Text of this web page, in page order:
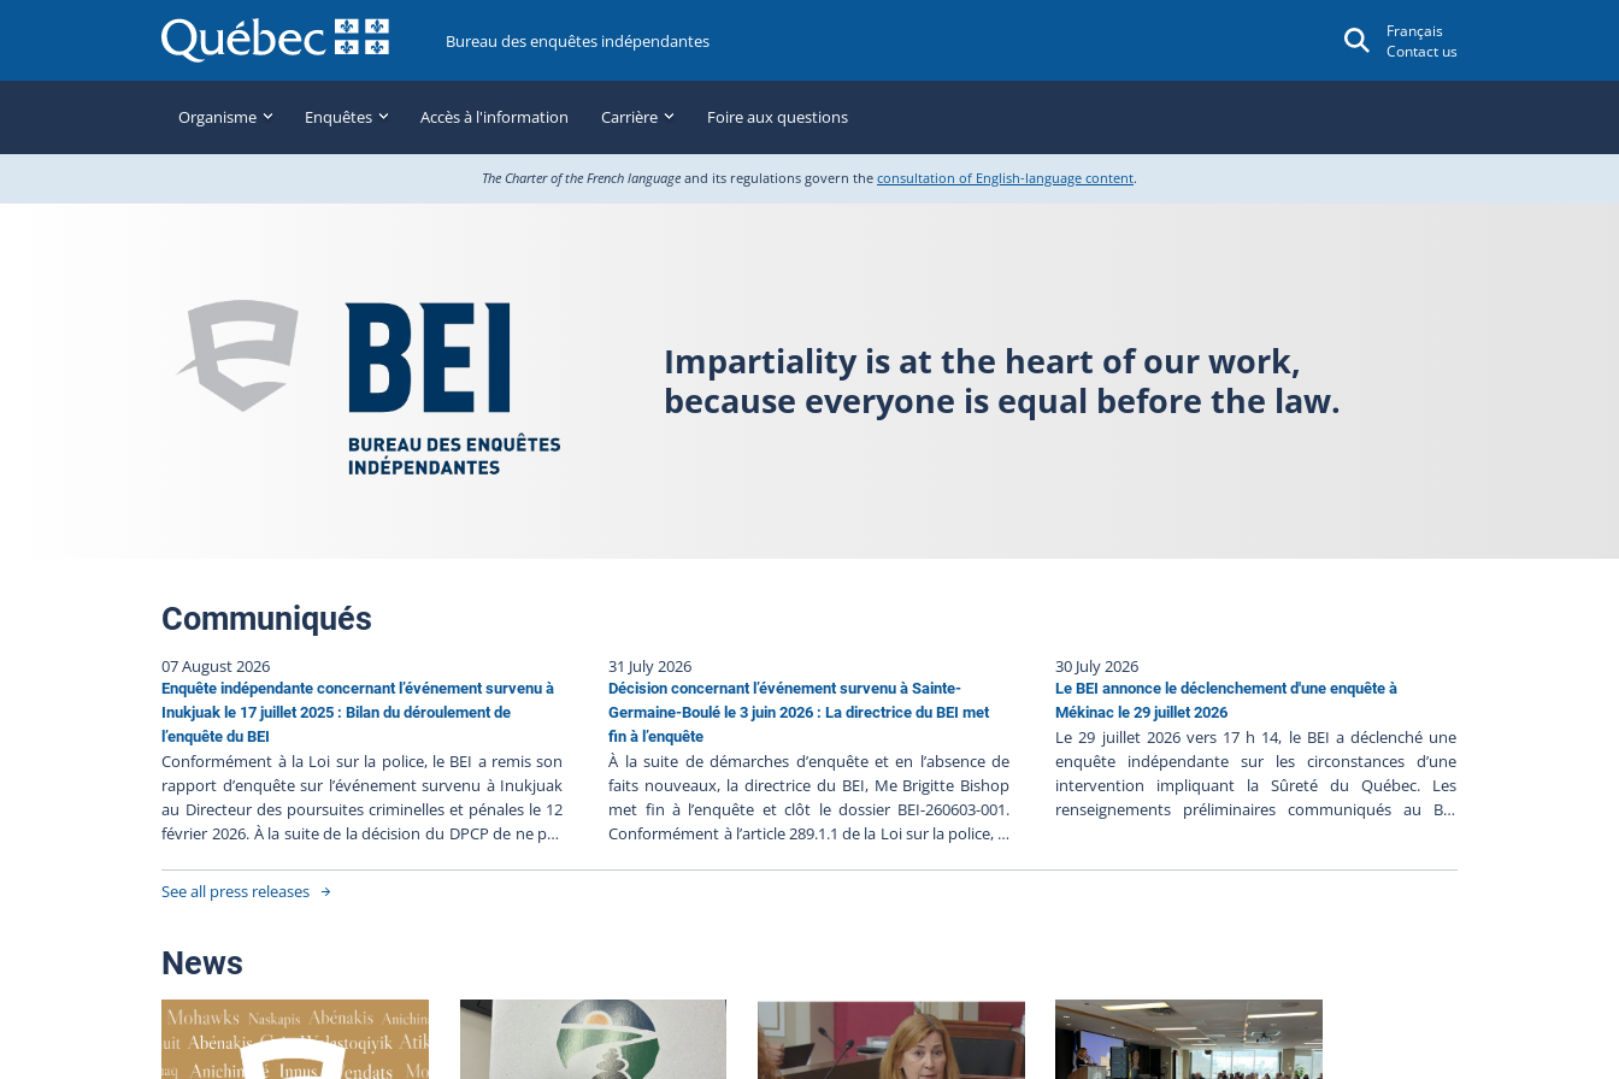
Bureau des enquêtes indépendantes
Français
Contact us
Organisme Enquêtes Accès à l'information Carrière Foire aux questions
The Charter of the French language and its regulations govern the consultation of English-language content.
Impartiality is at the heart of our work,
because everyone is equal before the law.
Communiqués
07 August 2026
Enquête indépendante concernant l’événement survenu à
Inukjuak le 17 juillet 2025 : Bilan du déroulement de
l’enquête du BEI
Conformément à la Loi sur la police, le BEI a remis son
rapport d’enquête sur l’événement survenu à Inukjuak
au Directeur des poursuites criminelles et pénales le 12
février 2026. À la suite de la décision du DPCP de ne pas
l’absence de faits nouveaux, le BEI clôt le dossier BEI-
250717-001. Résumé de l’événement Le 17 juillet 2025,
impliquant du Nunavik Police Service (NPS). La trame
factuelle de cet événement est relatée dans le
communiqué du Directeur des poursuites criminelles et
pénales. L’enquête indépendante Heure de l’événement
: 20 h 18, le 17 juillet 2025Heure du signalement au BEI :
21 h 39, le 17 juillet 2025Déclenchement de l’enquête : 22
31 July 2026
Décision concernant l’événement survenu à Sainte-
Germaine-Boulé le 3 juin 2026 : La directrice du BEI met
fin à l’enquête
À la suite de démarches d’enquête et en l’absence de
faits nouveaux, la directrice du BEI, Me Brigitte Bishop
met fin à l’enquête et clôt le dossier BEI-260603-001.
Conformément à l’article 289.1.1 de la Loi sur la police, la
2026Déclenchement de l’enquête : 18 h 44, le 3 juin 2026
Le BEI a déployé six enquêteurs qui avaient la tâche de
faire la lumière sur cet événement. Lors du déploiement
initial, l’équipe est arrivée sur les lieux vers 11 h 40, le 4
30 July 2026
Le BEI annonce le déclenchement d'une enquête à
Mékinac le 29 juillet 2026
Le 29 juillet 2026 vers 17 h 14, le BEI a déclenché une
enquête indépendante sur les circonstances d’une
intervention impliquant la Sûreté du Québec. Les
renseignements préliminaires communiqués au BEI
de la personne qui aurait été blessée par tir policier ;Les
premiers soins auraient été prodigués à la personne par
les policiers sur place et la personne a été transportée
dans un centre hospitalier où son état serait jugé stable.
See all press releases
News